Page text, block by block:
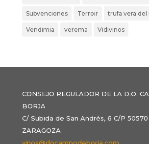
Subvenciones Terroir trufa vera del
Vendimia verema Vidivinos
CONSEJO REGULADOR DE LA D.O.
BORJA
C/ Subida de San Andrés, 6 C/P
ZARAGOZA